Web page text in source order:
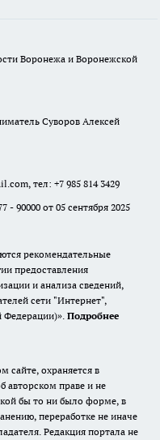
Воронежа и Воронежской
Суворов Алексей
тел: +7 985 814 3429
90000 от 05 сентября 2025
рекомендательные
предоставления
и анализа сведений,
сети "Интернет",
Федерации)». Подробнее
сайте, охраняется в
авторском праве и не
бы то ни было форме, в
переработке не иначе
Редакция портала не